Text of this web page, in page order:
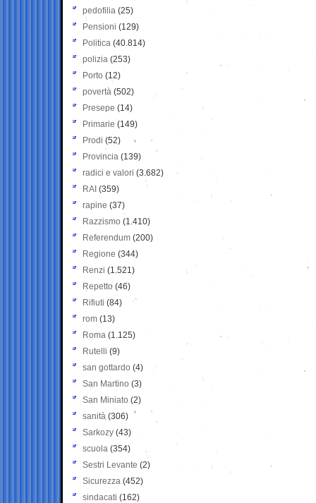
pedofilia (25)
Pensioni (129)
Politica (40.814)
polizia (253)
Porto (12)
povertà (502)
Presepe (14)
Primarie (149)
Prodi (52)
Provincia (139)
radici e valori (3.682)
RAI (359)
rapine (37)
Razzismo (1.410)
Referendum (200)
Regione (344)
Renzi (1.521)
Repetto (46)
Rifiuti (84)
rom (13)
Roma (1.125)
Rutelli (9)
san gottardo (4)
San Martino (3)
San Miniato (2)
sanità (306)
Sarkozy (43)
scuola (354)
Sestri Levante (2)
Sicurezza (452)
sindacati (162)